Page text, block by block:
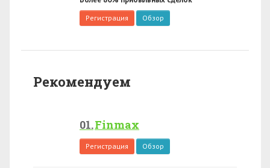
Регистрация Обзор
Рекомендуем
Finmax
Регистрация Обзор